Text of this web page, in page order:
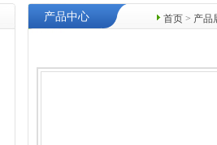
首页 > 产品
产品中心